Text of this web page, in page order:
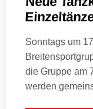
Sonntags um
die Gruppe am
werden